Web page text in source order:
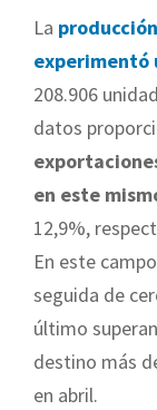
La
experimentó
208.906
datos
en este
12,9%,
En este
seguida de
último
destino más
en abril.